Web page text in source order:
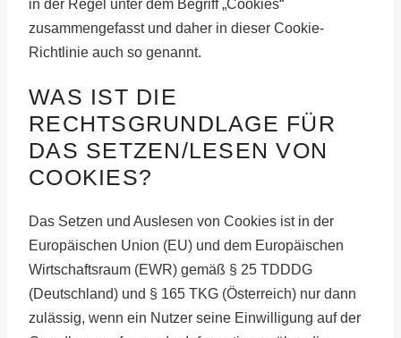
in der Regel unter dem Begriff „Cookies“
zusammengefasst und daher in dieser Cookie-
Richtlinie auch so genannt.
WAS IST DIE
RECHTSGRUNDLAGE FÜR
DAS SETZEN/LESEN VON
COOKIES?
Das Setzen und Auslesen von Cookies ist in der
Europäischen Union (EU) und dem Europäischen
Wirtschaftsraum (EWR) gemäß § 25 TDDDG
(Deutschland) und § 165 TKG (Österreich) nur dann
zulässig, wenn ein Nutzer seine Einwilligung auf der